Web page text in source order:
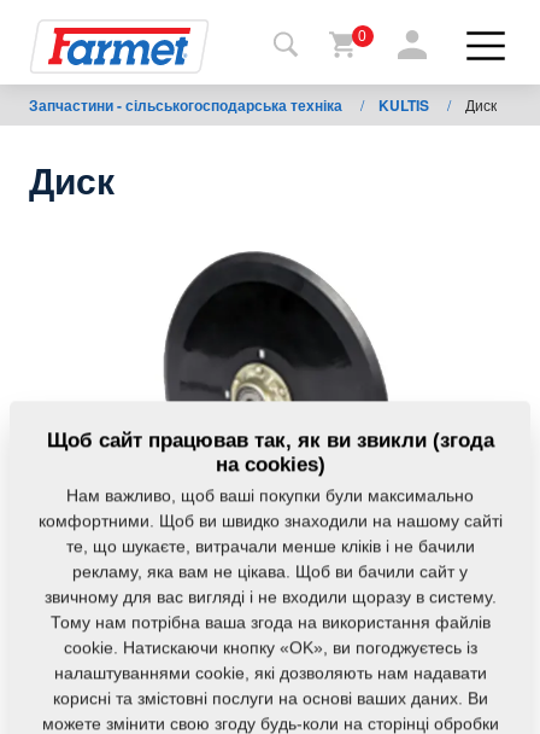
Назад
на
Магазин
Завантаження
0
Запчастини - сільськогосподарська техніка / KULTIS / Диск
Диск
Код продукту: m86107-138S
Щоб сайт працював так, як ви звикли (згода
на cookies)
Нам важливо, щоб ваші покупки були максимально
комфортними. Щоб ви швидко знаходили на нашому сайті
те, що шукаєте, витрачали менше кліків і не бачили
рекламу, яка вам не цікава. Щоб ви бачили сайт у
звичному для вас вигляді і не входили щоразу в систему.
Тому нам потрібна ваша згода на використання файлів
cookie. Натискаючи кнопку «OK», ви погоджуєтесь із
налаштуваннями cookie, які дозволяють нам надавати
корисні та змістовні послуги на основі ваших даних. Ви
можете змінити свою згоду будь-коли на сторінці обробки